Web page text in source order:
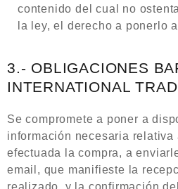
contenido del cual no
la ley, el derecho a ponerlo
3.- OBLIGACIONES
INTERNATIONAL
Se compromete a poner a
información necesaria relativa
efectuada la compra, a
email, que manifieste la
realizado, y la confirmación